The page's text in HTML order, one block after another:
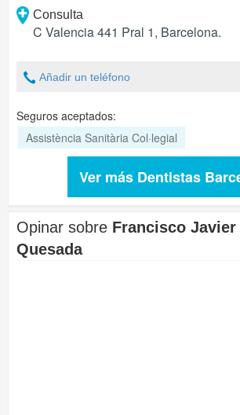
Consulta
C Valencia 441 Pral 1, Barcelona.
Añadir un teléfono
Seguros aceptados:
Assistència Sanitària Col·legial
Ver más Dentistas
Opinar sobre Francisco Javier
Quesada